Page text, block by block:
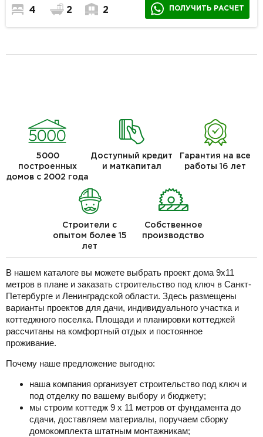
4 2 2 ПОЛУЧИТЬ РАСЧЕТ
5000
построенных
домов с 2002 года
Доступный кредит
и маткапитал
Гарантия на все
работы 16 лет
Строители с
опытом более 15
лет
Собственное
производство
В нашем каталоге вы можете выбрать проект дома 9х11
метров в плане и заказать строительство под ключ в Санкт-
Петербурге и Ленинградской области. Здесь размещены
варианты проектов для дачи, индивидуального участка и
коттеджного поселка. Площади и планировки коттеджей
рассчитаны на комфортный отдых и постоянное
проживание.
Почему наше предложение выгодно:
наша компания организует строительство под ключ и
под отделку по вашему выбору и бюджету;
мы строим коттедж 9 х 11 метров от фундамента до
сдачи, доставляем материалы, поручаем сборку
домокомплекта штатным монтажникам;